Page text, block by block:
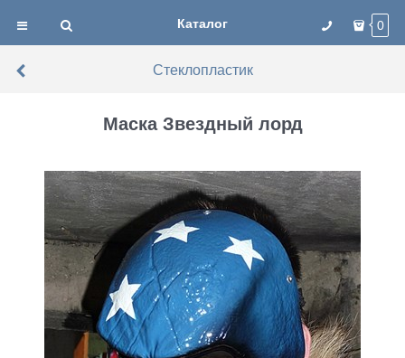
Каталог 0
Стеклопластик
Маска Звездный лорд